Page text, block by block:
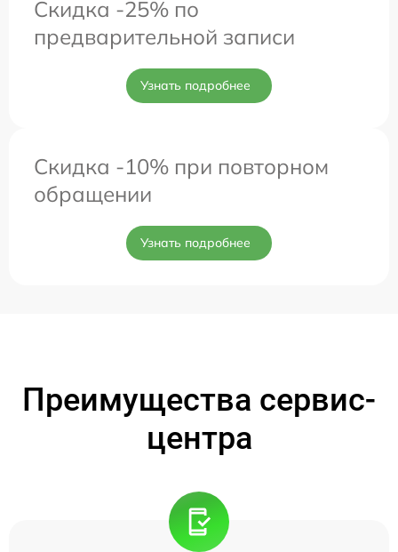
Скидка -25% по
предварительной записи
Узнать подробнее
Скидка -10% при повторном
обращении
Узнать подробнее
Преимущества сервис-
центра